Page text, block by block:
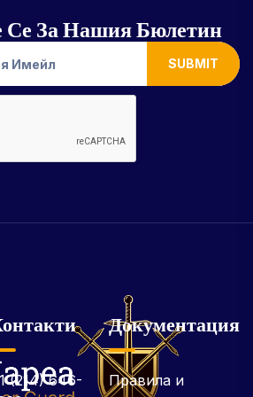
Се За Нашия Бюлетин
SUBMIT
(214) 646-
Документация
Правила и